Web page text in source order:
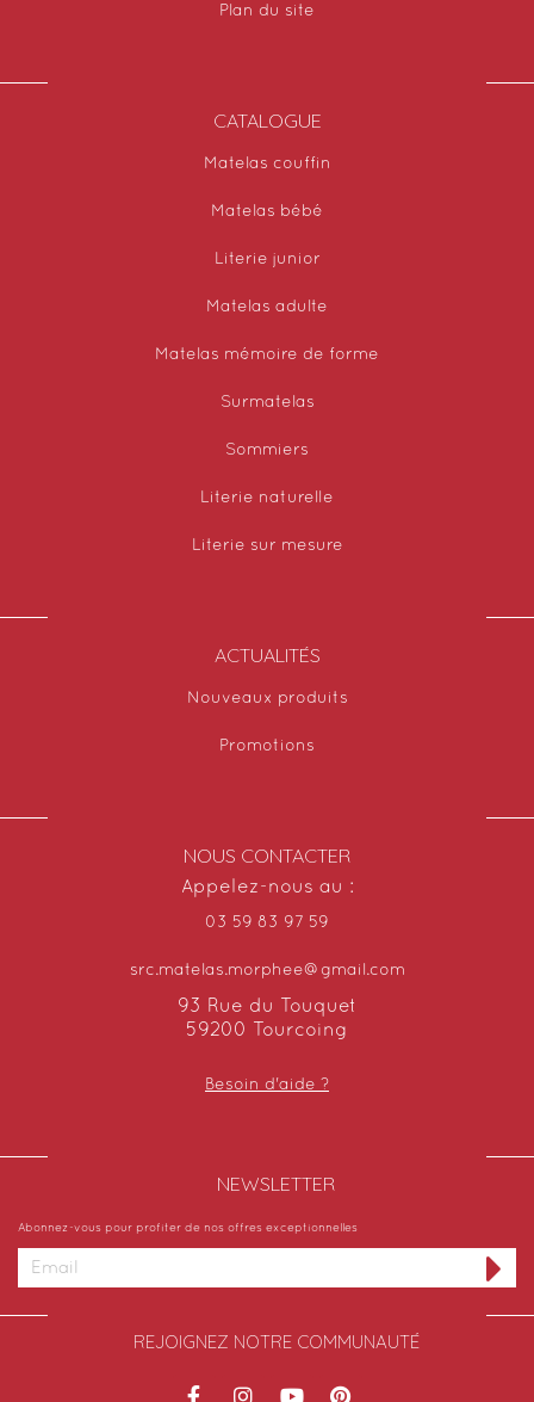
Plan du site
CATALOGUE
Matelas couffin
Matelas bébé
Literie junior
Matelas adulte
Matelas mémoire de forme
Surmatelas
Sommiers
Literie naturelle
Literie sur mesure
ACTUALITÉS
Nouveaux produits
Promotions
NOUS CONTACTER
Appelez-nous au :
03 59 83 97 59
src.matelas.morphee@gmail.com
93 Rue du Touquet
59200 Tourcoing
Besoin d'aide ?
NEWSLETTER​
Abonnez-vous pour profiter de nos offres exceptionnelles
REJOIGNEZ NOTRE COMMUNAUTÉ